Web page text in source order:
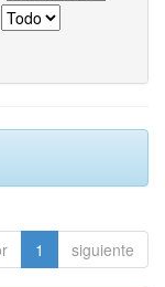
1 siguiente